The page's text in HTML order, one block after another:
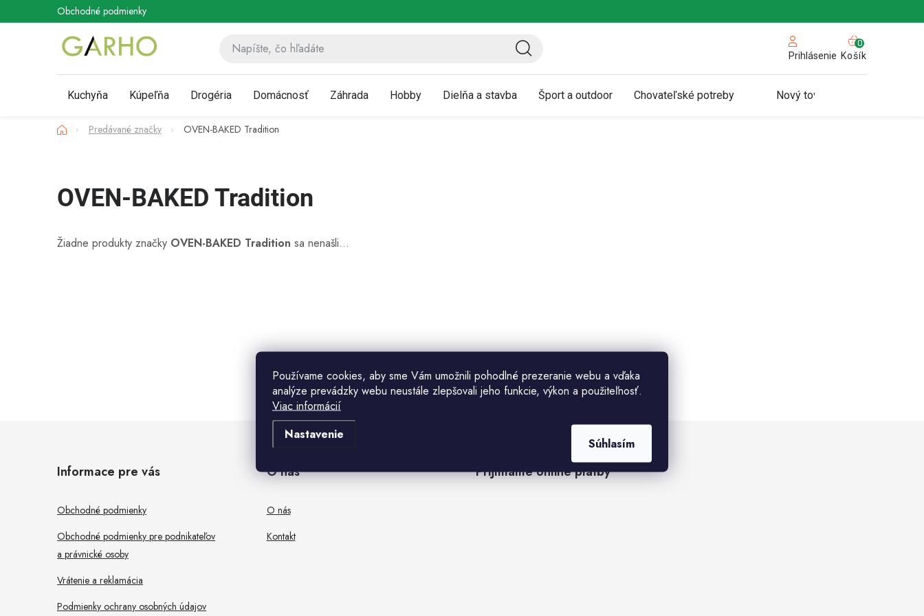
Používame cookies, aby sme Vám umožnili pohodlné prezeranie webu a vďaka
analýze prevádzky webu neustále zlepšovali jeho funkcie, výkon a použiteľnosť.
Viac informácií
Nastavenie
Súhlasím
na
Obchodné podmienky
Prihlásenie KOŠÍK
Košík
Kuchyňa Kúpeľňa Drogéria Domácnosť Záhrada Hobby Dielňa a stavba Šport a outdoor Chovateľské potreby Nový tovar
DomovPredávané značky OVEN-BAKED Tradition
OVEN-BAKED Tradition
Žiadne produkty značky OVEN-BAKED Tradition sa nenašli...
p
a
n
e
l
Informace pre vás
Obchodné podmienky
Obchodné podmienky pre podnikateľov
a právnické osoby
Vrátenie a reklamácia
Podmienky ochrany osobných údajov
O nás
O nás
Kontakt
Prijímame online platby